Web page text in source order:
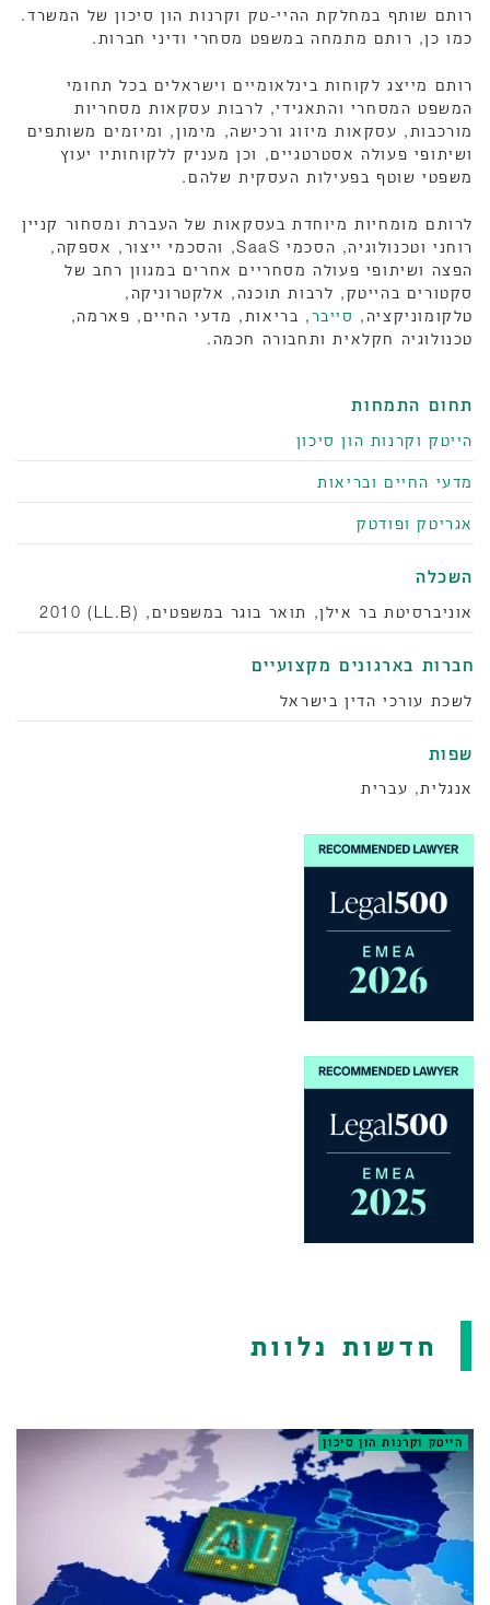
תחום התמחות
הייטק וקרנות הון סיכון
מדעי החיים ובריאות
אגריטק ופודטק
השכלה
אוניברסיטת בר אילן, תואר בוגר במשפטים, (LL.B) 2010
‫חברות בארגונים מקצועיים
לשכת עורכי הדין בישראל
שפות
אנגלית, עברית
רותם שותף במחלקת ההיי-טק וקרנות הון סיכון של המשרד.
כמו כן, רותם מתמחה במשפט מסחרי ודיני חברות.
רותם מייצג לקוחות בינלאומיים וישראלים בכל תחומי
המשפט המסחרי והתאגידי, לרבות עסקאות מסחריות
מורכבות, עסקאות מיזוג ורכישה, מימון, ומיזמים משותפים
ושיתופי פעולה אסטרטגיים, וכן מעניק ללקוחותיו יעוץ
משפטי שוטף בפעילות העסקית שלהם.
לרותם מומחיות מיוחדת בעסקאות של העברת ומסחור קניין
רוחני וטכנולוגיה, הסכמי SaaS, והסכמי ייצור, אספקה,
הפצה ושיתופי פעולה מסחריים אחרים במגוון רחב של
סקטורים בהייטק, לרבות תוכנה, אלקטרוניקה,
טלקומוניקציה, סייבר, בריאות, מדעי החיים, פארמה,
טכנולוגיה חקלאית ותחבורה חכמה.
חדשות נלוות
הייטק וקרנות הון סיכון